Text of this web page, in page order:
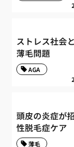
ストレス社会
薄毛問題
AGA
頭皮の炎症が
性脱毛症ケア
薄毛